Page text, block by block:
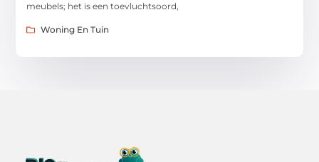
meubels; het is een toevluchtsoord,
Woning En Tuin